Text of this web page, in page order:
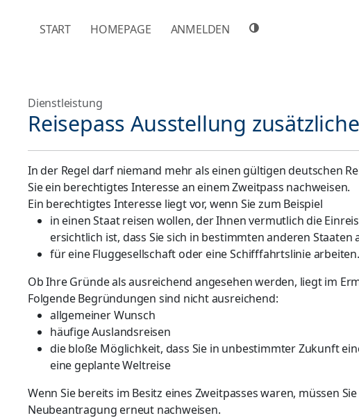
NAVIGATION ÜBERSPRINGEN
START HOMEPAGE ANMELDEN
Dienstleistung
Reisepass Ausstellung
In der Regel darf niemand mehr als einen gültigen deutschen
Sie ein berechtigtes Interesse an einem Zweitpass nachweisen.
Ein berechtigtes Interesse liegt vor, wenn Sie zum Beispiel
in einen Staat reisen wollen, der Ihnen vermutlich die
ersichtlich ist, dass Sie sich in bestimmten anderen Staaten
für eine Fluggesellschaft oder eine Schifffahrtslinie arbeiten.
Ob Ihre Gründe als ausreichend angesehen werden, liegt im
Folgende Begründungen sind nicht ausreichend:
allgemeiner Wunsch
häufige Auslandsreisen
die bloße Möglichkeit, dass Sie in unbestimmter Zukunft
eine geplante Weltreise
Wenn Sie bereits im Besitz eines Zweitpasses waren, müssen
Neubeantragung erneut nachweisen.